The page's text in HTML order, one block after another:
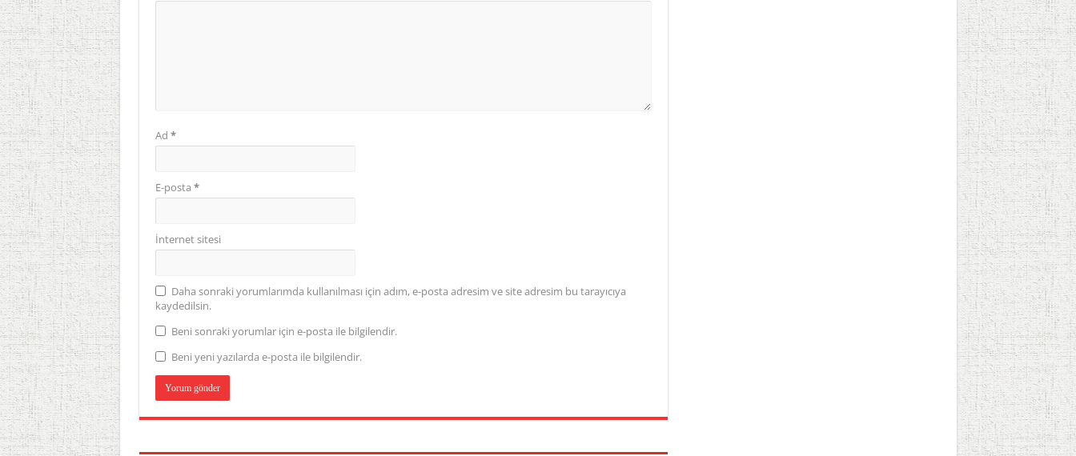
Ad *
E-posta *
İnternet sitesi
Daha sonraki yorumlarımda kullanılması için adım, e-posta adresim ve site adresim bu tarayıcıya
kaydedilsin.
Beni sonraki yorumlar için e-posta ile bilgilendir.
Beni yeni yazılarda e-posta ile bilgilendir.